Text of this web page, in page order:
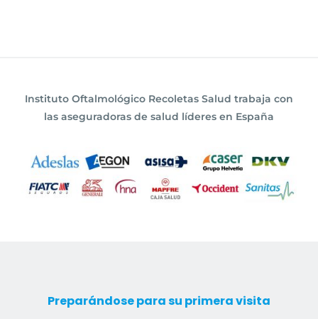
Instituto Oftalmológico Recoletas Salud trabaja con
las aseguradoras de salud líderes en España
Preparándose para su primera visita